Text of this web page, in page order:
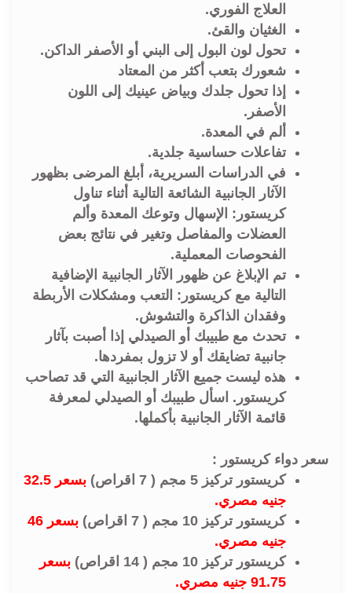
العلاج الفوري.
الغثيان والقئ.
تحول لون البول إلى البني أو الأصفر الداكن.
شعورك بتعب أكثر من المعتاد
إذا تحول جلدك وبياض عينيك إلى اللون
الأصفر.
ألم في المعدة.
تفاعلات حساسية جلدية.
في الدراسات السريرية، أبلغ المرضى بظهور
الآثار الجانبية الشائعة التالية أثناء تناول
كريستور: الإسهال وتوعك المعدة وألم
العضلات والمفاصل وتغير في نتائج بعض
الفحوصات المعملية.
تم الإبلاغ عن ظهور الآثار الجانبية الإضافية
التالية مع كريستور: التعب ومشكلات الأربطة
وفقدان الذاكرة والتشوش.
تحدث مع طبيبك أو الصيدلي إذا أصبت بآثار
جانبية تضايقك أو لا تزول بمفردها.
هذه ليست جميع الآثار الجانبية التي قد تصاحب
كريستور. اسأل طبيبك أو الصيدلي لمعرفة
قائمة الآثار الجانبية بأكملها.
سعر دواء كريستور :
كريستور تركيز 5 مجم ( 7 اقراص)
بسعر 32.5
جنيه مصري.
كريستور تركيز 10 مجم ( 7 اقراص)
بسعر 46
جنيه مصري.
كريستور تركيز 10 مجم ( 14 اقراص)
بسعر
91.75 جنيه مصري.